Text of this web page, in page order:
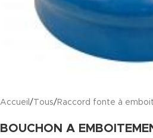
Accueil /Tous/ Raccord fonte à
BOUCHON A